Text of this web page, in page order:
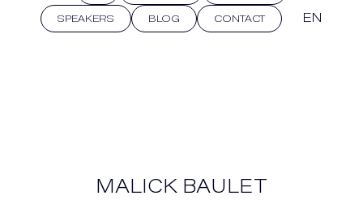
SPEAKERS BLOG CONTACT EN
MALICK BAULET